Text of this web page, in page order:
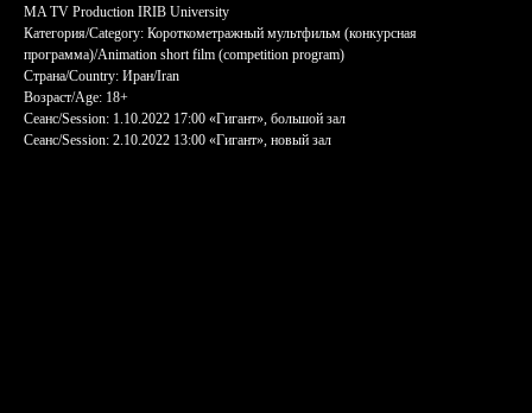
MA TV Production IRIB University
Категория/Category: Короткометражный мультфильм (конкурсная
программа)/Animation short film (competition program)
Страна/Country: Иран/Iran
Возраст/Age: 18+
Сеанс/Session: 1.10.2022 17:00 «Гигант», большой зал
Сеанс/Session: 2.10.2022 13:00 «Гигант», новый зал